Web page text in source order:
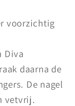
voorzichtig
Diva
daarna de
De nagel
vetvrij.